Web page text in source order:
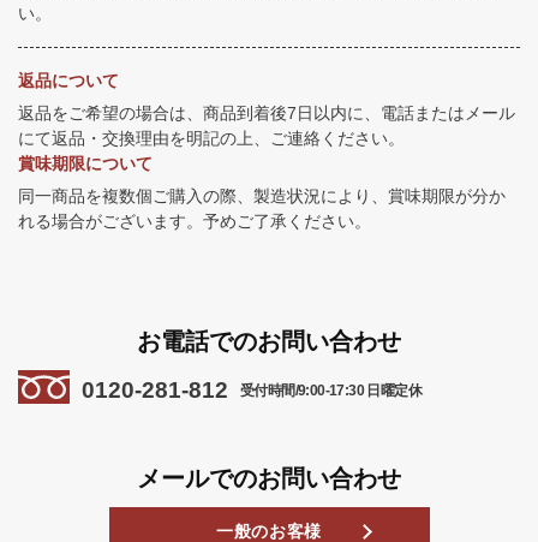
い。
返品について
返品をご希望の場合は、商品到着後7日以内に、電話またはメール
にて返品・交換理由を明記の上、ご連絡ください。
賞味期限について
同一商品を複数個ご購入の際、製造状況により、賞味期限が分か
れる場合がございます。予めご了承ください。
お電話でのお問い合わせ
0120-281-812 受付時間/9:00-17:30 日曜定休
メールでのお問い合わせ
一般のお客様